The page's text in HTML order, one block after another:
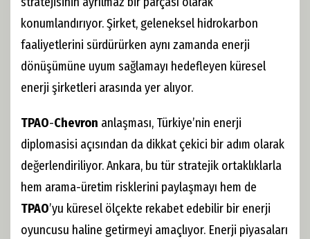
konumlandırıyor. Şirket, geleneksel hidrokarbon
faaliyetlerini sürdürürken aynı zamanda enerji
dönüşümüne uyum sağlamayı hedefleyen küresel
enerji şirketleri arasında yer alıyor.
TPAO-Chevron anlaşması, Türkiye’nin enerji
diplomasisi açısından da dikkat çekici bir adım olarak
değerlendiriliyor. Ankara, bu tür stratejik ortaklıklarla
hem arama-üretim risklerini paylaşmayı hem de
TPAO’yu küresel ölçekte rekabet edebilir bir enerji
oyuncusu haline getirmeyi amaçlıyor. Enerji piyasaları